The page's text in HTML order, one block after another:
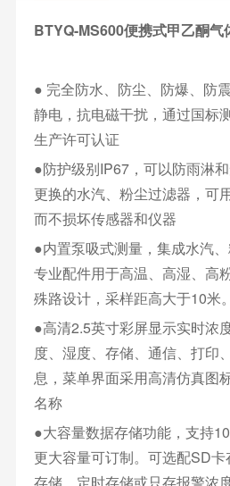
BTYQ-MS600便携式甲乙酮气
● 完全防水、防尘、防爆、防
静电，抗电磁干扰，通过国标
生产许可认证
●防护级别IP67，可以防雨淋
更换的水汽、粉尘过滤器，可
而不损坏传感器和仪器
●内置泵吸式测量，集成水汽
专业配件用于高温、高湿、高
殊路设计，采样距高大于10米。
●高清2.5英寸彩屏显示实时浓
度、湿度、存储、通信、打印
息，菜单界面采用高清仿真图
名称
●大容量数据存储功能，支持
更大容量可订制。可选配SD